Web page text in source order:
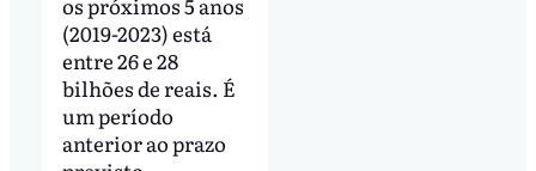
(2019-2023) está
entre 26 e 28
bilhões de reais. É
um período
anterior ao prazo